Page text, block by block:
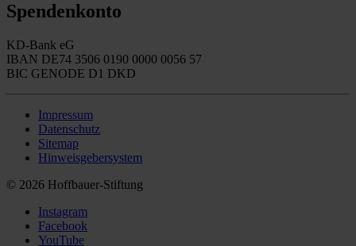
Spendenkonto
KD-Bank eG
IBAN DE74 3506 0190 0000 0056 57
BIC GENODE D1 DKD
Impressum
Datenschutz
Sitemap
Hinweisgebersystem
© 2026 Hoffbauer-Stiftung
Instagram
Facebook
YouTube